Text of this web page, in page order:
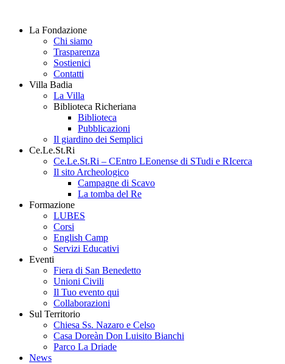
La Fondazione
Chi siamo
Trasparenza
Sostienici
Contatti
Villa Badia
La Villa
Biblioteca Richeriana
Biblioteca
Pubblicazioni
Il giardino dei Semplici
Ce.Le.St.Ri
Ce.Le.St.Ri – CEntro LEonense di STudi e RIcerca
Il sito Archeologico
Campagne di Scavo
La tomba del Re
Formazione
LUBES
Corsi
English Camp
Servizi Educativi
Eventi
Fiera di San Benedetto
Unioni Civili
Il Tuo evento qui
Collaborazioni
Sul Territorio
Chiesa Ss. Nazaro e Celso
Casa Doreàn Don Luisito Bianchi
Parco La Driade
News